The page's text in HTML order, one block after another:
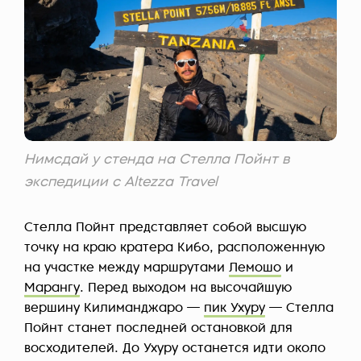
Нимсдай у стенда на Стелла Пойнт в
экспедиции с Altezza Travel
Стелла Пойнт представляет собой высшую
точку на краю кратера Кибо, расположенную
на участке между маршрутами Лемошо и
Марангу. Перед выходом на высочайшую
вершину Килиманджаро — пик Ухуру — Стелла
Пойнт станет последней остановкой для
восходителей. До Ухуру останется идти около